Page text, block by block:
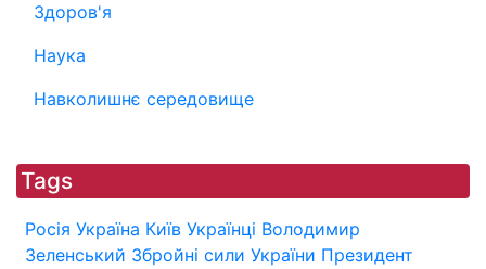
Здоров'я
Наука
Навколишнє середовище
Tags
Росія Україна Київ Українці Володимир
Зеленський Збройні сили України Президент